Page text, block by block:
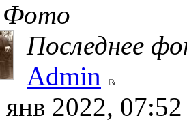
Фото
Последнее
Admin
янв 2022, 07:52